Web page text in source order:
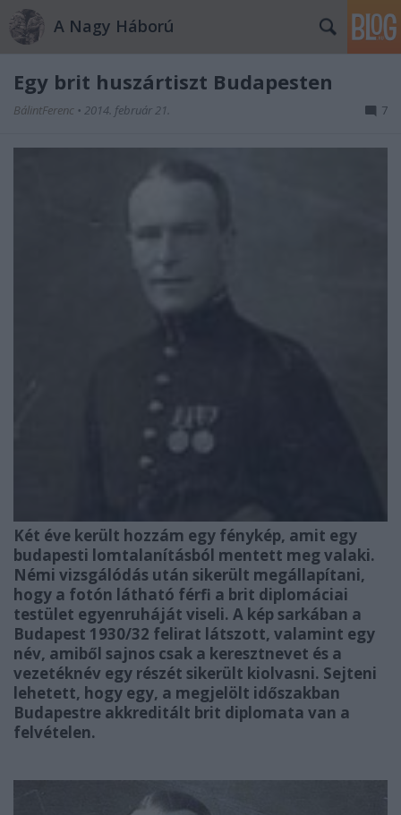
A Nagy Háború
Egy brit huszártiszt Budapesten
BálintFerenc • 2014. február 21. 7
Két éve került hozzám egy fénykép, amit egy
budapesti lomtalanításból mentett meg valaki.
Némi vizsgálódás után sikerült megállapítani,
hogy a fotón látható férfi a brit diplomáciai
testület egyenruháját viseli. A kép sarkában a
Budapest 1930/32 felirat látszott, valamint egy
név, amiből sajnos csak a keresztnevet és a
vezetéknév egy részét sikerült kiolvasni. Sejteni
lehetett, hogy egy, a megjelölt időszakban
Budapestre akkreditált brit diplomata van a
felvételen.